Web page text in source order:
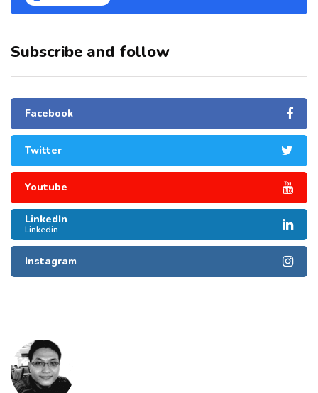
Subscribe and follow
Facebook
Twitter
Youtube
LinkedIn
Linkedin
Instagram